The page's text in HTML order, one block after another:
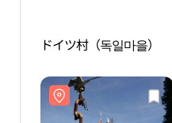
ドイツ村（독일마을）